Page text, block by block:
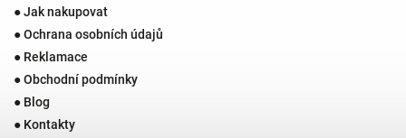
● Jak nakupovat
● Ochrana osobních údajů
● Reklamace
● Obchodní podmínky
● Blog
● Kontakty